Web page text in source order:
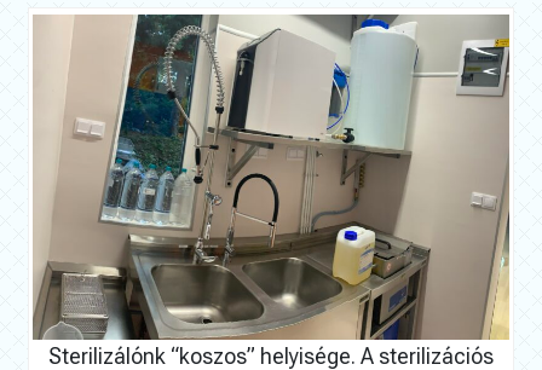
Sterilizálónk “koszos” helyisége. A sterilizációs